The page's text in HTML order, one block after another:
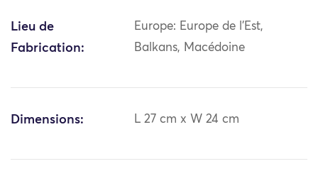
Lieu de
Fabrication:
Europe: Europe de l'Est,
Balkans, Macédoine
Dimensions: L 27 cm x W 24 cm